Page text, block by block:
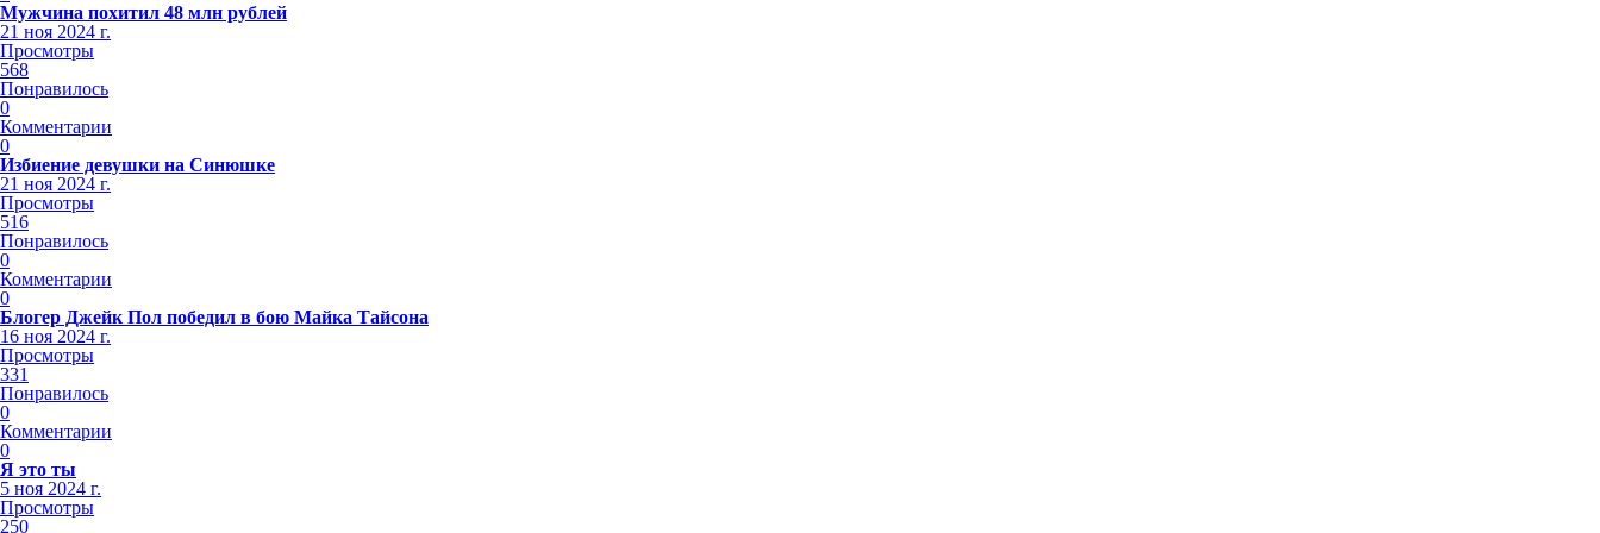
Мужчина похитил 48 млн рублей
21 ноя 2024 г.
Просмотры
568
Понравилось
0
Комментарии
0
Избиение девушки на Синюшке
21 ноя 2024 г.
Просмотры
516
Понравилось
0
Комментарии
0
Блогер Джейк Пол победил в бою Майка Тайсона
16 ноя 2024 г.
Просмотры
331
Понравилось
0
Комментарии
0
Я это ты
5 ноя 2024 г.
Просмотры
250